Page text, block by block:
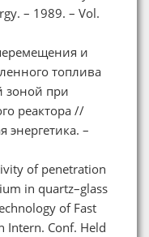
– 1989. – Vol.
и
топлива
зоной при
реактора //
энергетика. –
of penetration
in quartz–glass
of Fast
Intern. Conf. Held